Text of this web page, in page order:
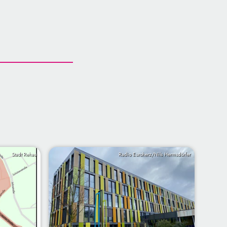
Stadt Rehau Radio Euroherz/Nils Hermsdörfer